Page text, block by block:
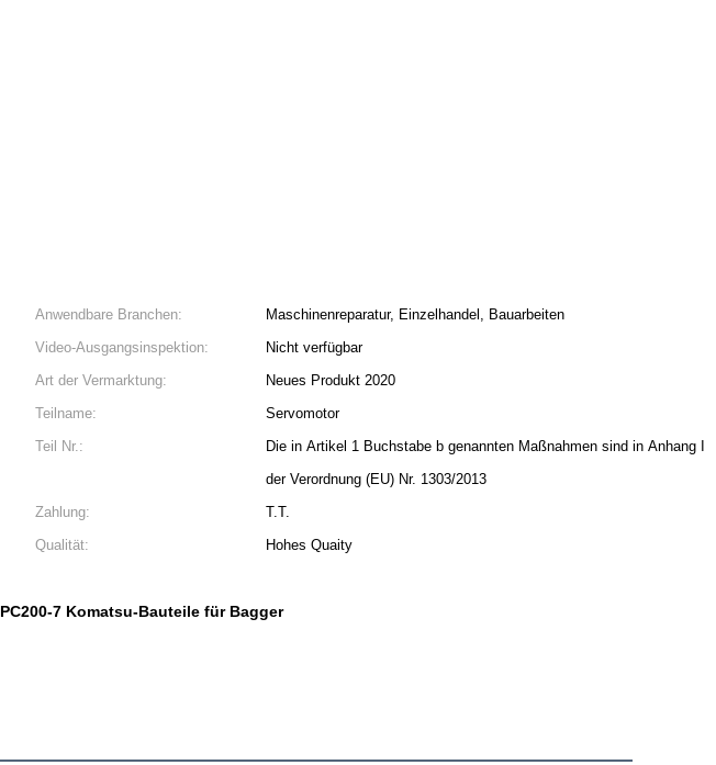
Anwendbare Branchen:
Maschinenreparatur, Einzelhandel, Bauarbeiten
Video-Ausgangsinspektion:
Nicht verfügbar
Art der Vermarktung:
Neues Produkt 2020
Teilname:
Servomotor
Teil Nr.:
Die in Artikel 1 Buchstabe b genannten Maßnahmen sind in Anhang I
der Verordnung (EU) Nr. 1303/2013
Zahlung:
T.T.
Qualität:
Hohes Quaity
PC200-7 Komatsu-Bauteile für Bagger